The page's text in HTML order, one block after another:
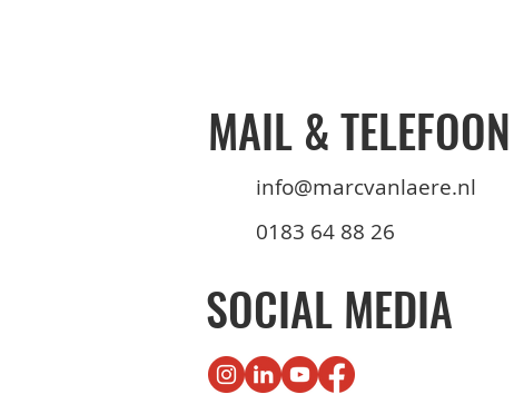
MAIL & TELEFOON
info@marcvanlaere.nl
0183 64 88 26
SOCIAL MEDIA